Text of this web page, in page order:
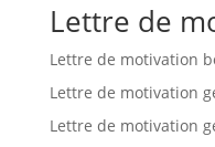
Lettre de
Lettre de motivation
Lettre de motivation
Lettre de motivation